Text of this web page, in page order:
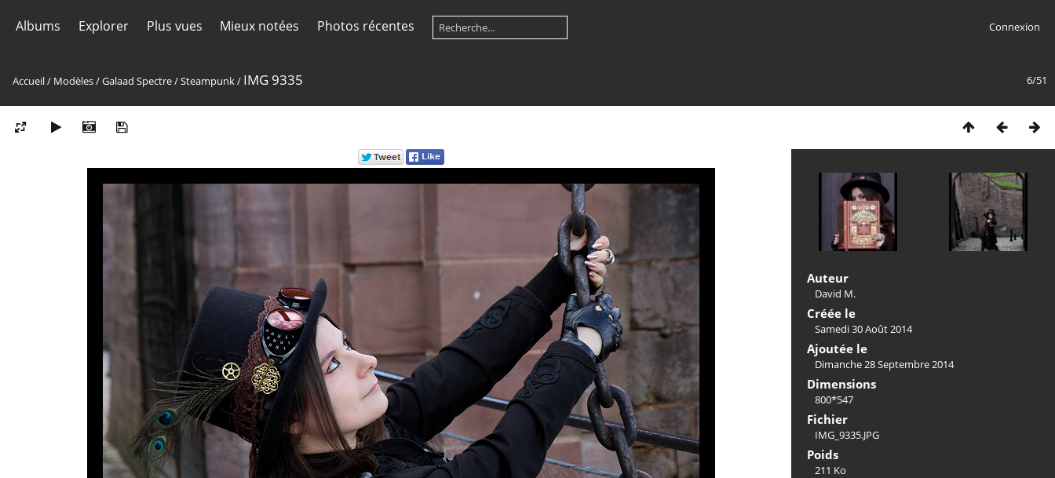
Albums Explorer Plus vues Mieux notées Photos récentes Connexion
6/51
Accueil/ Modèles/Galaad Spectre/Steampunk/ IMG 9335
Auteur
David M.
Créée le
Samedi 30 Août 2014
Ajoutée le
Dimanche 28 Septembre 2014
Dimensions
800*547
Fichier
IMG_9335.JPG
Poids
211 Ko